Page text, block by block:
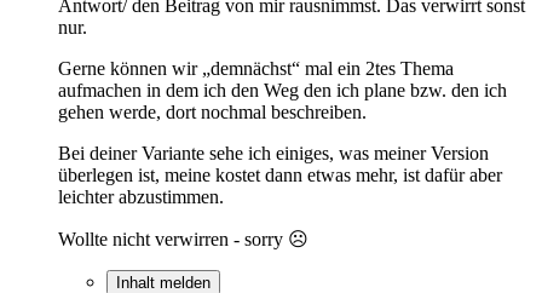
Antwort/ den Beitrag von mir rausnimmst. Das verwirrt sonst
nur.
Gerne können wir „demnächst“ mal ein 2tes Thema
aufmachen in dem ich den Weg den ich plane bzw. den ich
gehen werde, dort nochmal beschreiben.
Bei deiner Variante sehe ich einiges, was meiner Version
überlegen ist, meine kostet dann etwas mehr, ist dafür aber
leichter abzustimmen.
Wollte nicht verwirren - sorry ☹️
Inhalt melden